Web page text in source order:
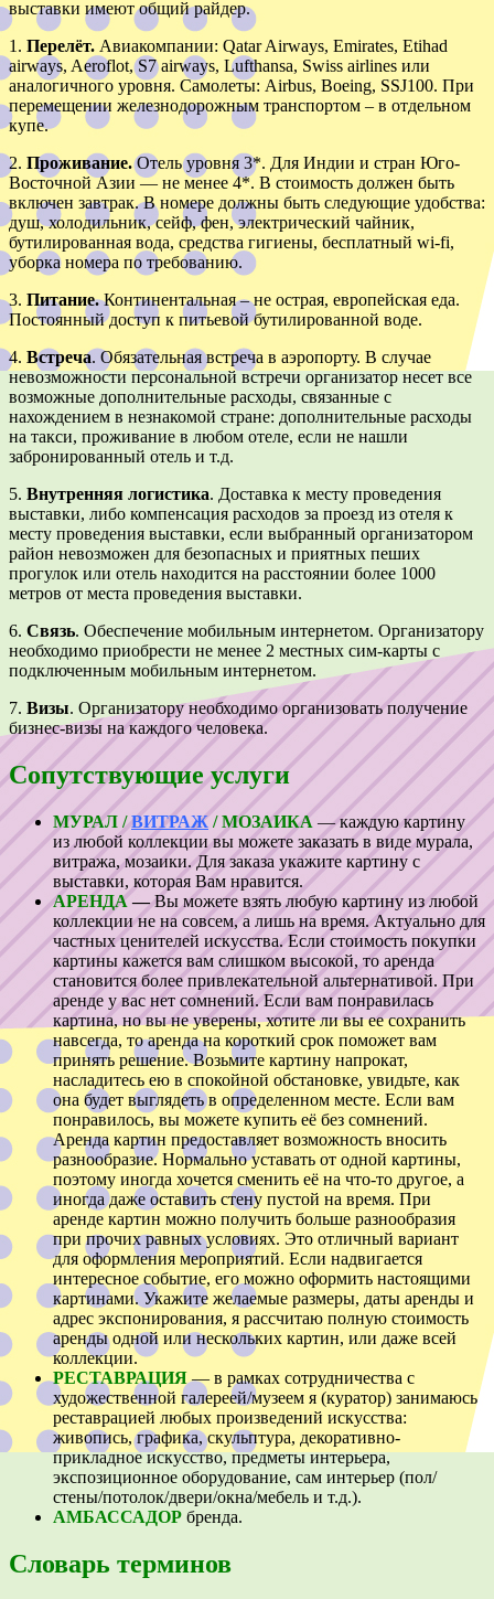
выставки имеют общий райдер.
1. Перелёт. Авиакомпании: Qatar Airways, Emirates, Etihad
airways, Aeroflot, S7 airways, Lufthansa, Swiss airlines или
аналогичного уровня. Самолеты: Airbus, Boeing, SSJ100. При
перемещении железнодорожным транспортом – в отдельном
купе.
2. Проживание.Отель уровня 3*. Для Индии и стран Юго-
Восточной Азии — не менее 4*. В стоимость должен быть
включен завтрак. В номере должны быть следующие удобства:
душ, холодильник, сейф, фен, электрический чайник,
бутилированная вода, средства гигиены, бесплатный wi-fi,
уборка номера по требованию.
3. Питание.Континентальная – не острая, европейская еда.
Постоянный доступ к питьевой бутилированной воде.
4. Встреча. Обязательная встреча в аэропорту. В случае
невозможности персональной встречи организатор несет все
возможные дополнительные расходы, связанные с
нахождением в незнакомой стране: дополнительные расходы
на такси, проживание в любом отеле, если не нашли
забронированный отель и т.д.
5. Внутренняя логистика. Доставка к месту проведения
выставки, либо компенсация расходов за проезд из отеля к
месту проведения выставки, если выбранный организатором
район невозможен для безопасных и приятных пеших
прогулок или отель находится на расстоянии более 1000
метров от места проведения выставки.
6. Связь. Обеспечение мобильным интернетом. Организатору
необходимо приобрести не менее 2 местных сим-карты с
подключенным мобильным интернетом.
7. Визы. Организатору необходимо организовать получение
бизнес-визы на каждого человека.
Сопутствующие услуги
МУРАЛ /ВИТРАЖ/ МОЗАИКА — каждую картину
из любой коллекции вы можете заказать в виде мурала,
витража, мозаики. Для заказа укажите картину с
выставки, которая Вам нравится.
АРЕНДА—Вы можете взять любую картину из любой
коллекции не на совсем, а лишь на время. Актуально для
частных ценителей искусства. Если стоимость покупки
картины кажется вам слишком высокой, то аренда
становится более привлекательной альтернативой. При
аренде у вас нет сомнений. Если вам понравилась
картина, но вы не уверены, хотите ли вы ее сохранить
навсегда, то аренда на короткий срок поможет вам
принять решение. Возьмите картину напрокат,
насладитесь ею в спокойной обстановке, увидьте, как
она будет выглядеть в определенном месте. Если вам
понравилось, вы можете купить её без сомнений.
Аренда картин предоставляет возможность вносить
разнообразие. Нормально уставать от одной картины,
поэтому иногда хочется сменить её на что-то другое, а
иногда даже оставить стену пустой на время. При
аренде картин можно получить больше разнообразия
при прочих равных условиях. Это отличный вариант
для оформления мероприятий. Если надвигается
интересное событие, его можно оформить настоящими
картинами. Укажите желаемые размеры, даты аренды и
адрес экспонирования, я рассчитаю полную стоимость
аренды одной или нескольких картин, или даже всей
коллекции.
РЕСТАВРАЦИЯ— в рамках сотрудничества с
художественной галереей/музеем я (куратор) занимаюсь
реставрацией любых произведений искусства:
живопись, графика, скульптура, декоративно-
прикладное искусство, предметы интерьера,
экспозиционное оборудование, сам интерьер (пол/
стены/потолок/двери/окна/мебель и т.д.).
АМБАССАДОР бренда.
Словарь терминов